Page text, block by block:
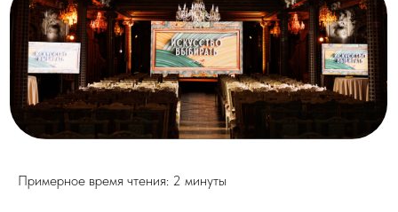
Примерное время чтения: 2 минуты